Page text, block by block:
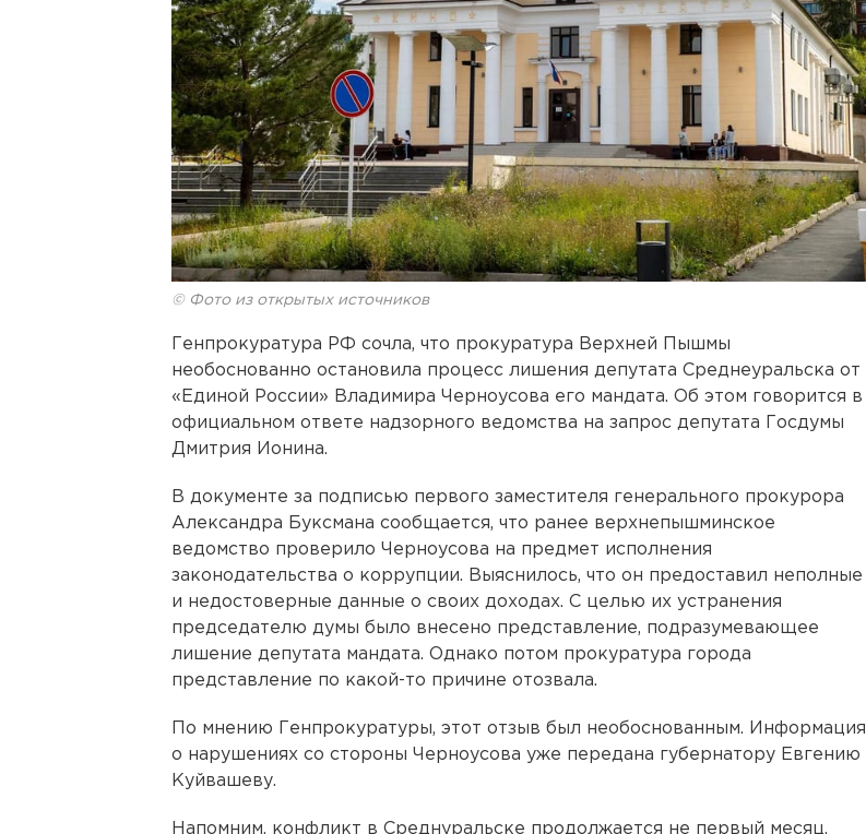
© Фото из открытых источников
Генпрокуратура РФ сочла, что прокуратура Верхней Пышмы
необоснованно остановила процесс лишения депутата Среднеуральска от
«Единой России» Владимира Черноусова его мандата. Об этом говорится в
официальном ответе надзорного ведомства на запрос депутата Госдумы
Дмитрия Ионина.
В документе за подписью первого заместителя генерального прокурора
Александра Буксмана сообщается, что ранее верхнепышминское
ведомство проверило Черноусова на предмет исполнения
законодательства о коррупции. Выяснилось, что он предоставил неполные
и недостоверные данные о своих доходах. С целью их устранения
председателю думы было внесено представление, подразумевающее
лишение депутата мандата. Однако потом прокуратура города
представление по какой-то причине отозвала.
По мнению Генпрокуратуры, этот отзыв был необоснованным. Информация
о нарушениях со стороны Черноусова уже передана губернатору Евгению
Куйвашеву.
Напомним, конфликт в Среднуральске продолжается не первый месяц.